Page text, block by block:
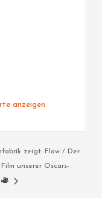
anzeigen
zeigt: Flow / Der
unserer Oscars-